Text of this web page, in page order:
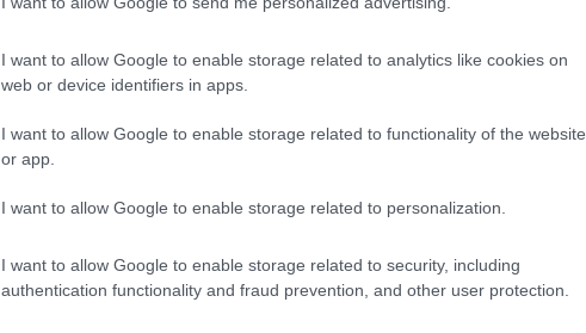
I want to allow Google to enable storage related to analytics like cookies on
web or device identifiers in apps.
I want to allow Google to enable storage related to functionality of the website
or app.
I want to allow Google to enable storage related to personalization.
I want to allow Google to enable storage related to security, including
authentication functionality and fraud prevention, and other user protection.
ερωτικές ταινίες με τις… ώρες
Την επέλεξαν ανάμεσα σε 30.000
άτομα
Κόσμος|25.03.2020 21:43
Το PornHub προσφέρει δωρεάν